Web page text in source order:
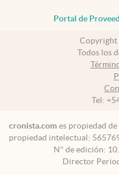
Portal de
Copyright
Todos los
Tel:
cronista.com es propiedad
propiedad intelectual:
N° de edición:
Director